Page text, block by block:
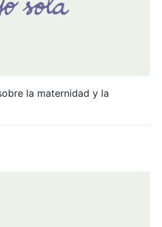
la maternidad y la